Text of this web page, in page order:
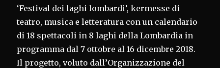
‘Festival dei laghi lombardi’, kermesse di
teatro, musica e letteratura con un calendario
di 18 spettacoli in 8 laghi della Lombardia in
programma dal 7 ottobre al 16 dicembre 2018.
Il progetto, voluto dall’Organizzazione del